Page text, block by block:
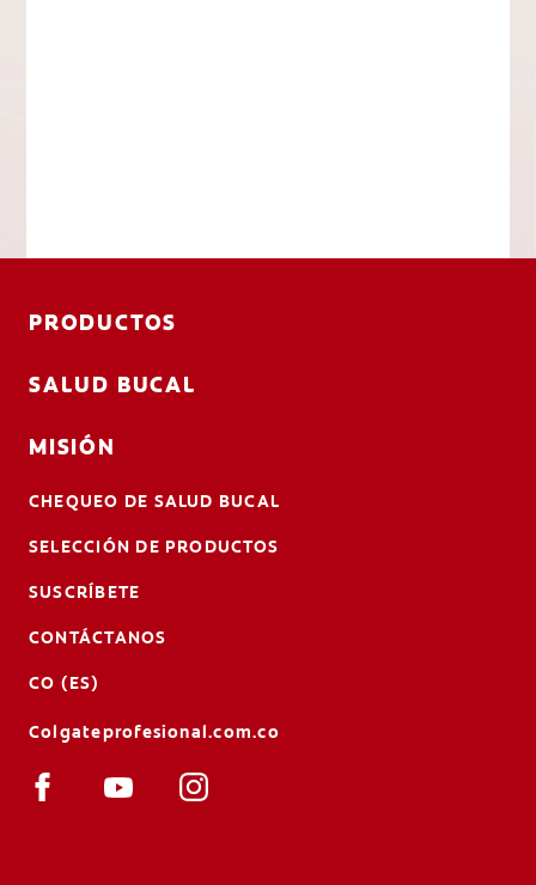
PRODUCTOS
SALUD BUCAL
MISIÓN
CHEQUEO DE SALUD BUCAL
SELECCIÓN DE PRODUCTOS
SUSCRÍBETE
CONTÁCTANOS
CO (ES)
Colgateprofesional.com.co